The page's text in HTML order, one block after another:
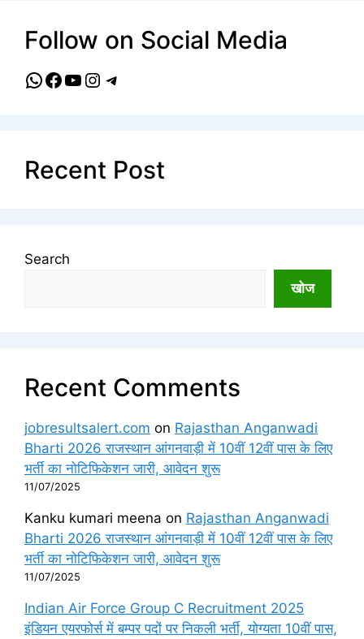
Follow on Social Media
WhatsApp
Facebook
YouTube
Instagram
Telegram
Recent Post
Search
खोज
Recent Comments
jobresultsalert.com on Rajasthan Anganwadi
Bharti 2026 राजस्थान आंगनवाड़ी में 10वीं 12वीं पास के लिए
भर्ती का नोटिफिकेशन जारी, आवेदन शुरू
11/07/2025
Kanku kumari meena on Rajasthan Anganwadi
Bharti 2026 राजस्थान आंगनवाड़ी में 10वीं 12वीं पास के लिए
भर्ती का नोटिफिकेशन जारी, आवेदन शुरू
11/07/2025
Indian Air Force Group C Recruitment 2025
इंडियन एयरफोर्स में बम्पर पदों पर निकली भर्ती, योग्यता 10वीं पास,